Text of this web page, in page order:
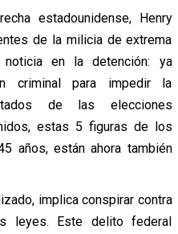
estadounidense, Henry
de la milicia de extrema
en la detención: ya
criminal para impedir la
de las elecciones
estas 5 figuras de los
años, están ahora también
implica conspirar contra
leyes. Este delito federal